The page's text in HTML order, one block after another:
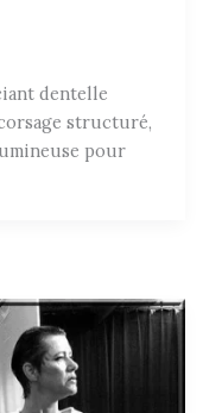
dentelle
structuré,
pour